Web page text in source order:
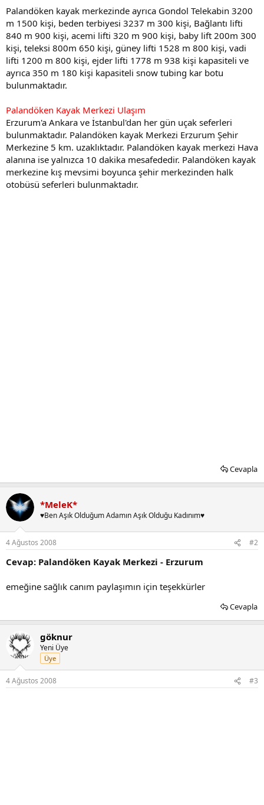
Palandöken kayak merkezinde ayrıca Gondol Telekabin 3200
m 1500 kişi, beden terbiyesi 3237 m 300 kişi, Bağlantı lifti
840 m 900 kişi, acemi lifti 320 m 900 kişi, baby lift 200m 300
kişi, teleksi 800m 650 kişi, güney lifti 1528 m 800 kişi, vadi
lifti 1200 m 800 kişi, ejder lifti 1778 m 938 kişi kapasiteli ve
ayrıca 350 m 180 kişi kapasiteli snow tubing kar botu
bulunmaktadır.
Palandöken Kayak Merkezi Ulaşım
Erzurum'a Ankara ve İstanbul'dan her gün uçak seferleri
bulunmaktadır. Palandöken kayak Merkezi Erzurum Şehir
Merkezine 5 km. uzaklıktadır. Palandöken kayak merkezi Hava
alanına ise yalnızca 10 dakika mesafededir. Palandöken kayak
merkezine kış mevsimi boyunca şehir merkezinden halk
otobüsü seferleri bulunmaktadır.
Cevapla
*MeleK*
♥Ben Aşık Olduğum Adamın Aşık Olduğu Kadınım♥
4 Ağustos 2008 #2
Cevap: Palandöken Kayak Merkezi - Erzurum
emeğine sağlık canım paylaşımın için teşekkürler
Cevapla
göknur
Yeni Üye
Üye
4 Ağustos 2008 #3